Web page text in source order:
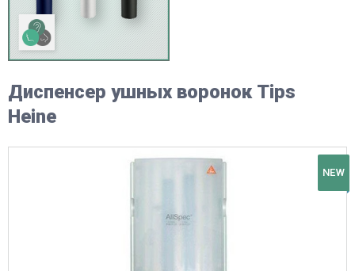
Диспенсер ушных воронок Tips
Heine
NEW